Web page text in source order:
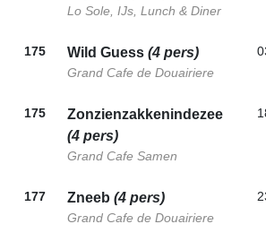
Lo Sole, IJs, Lunch & Diner
175 Wild Guess (4 pers)
Grand Cafe de Douairiere
175
Zonzienzakkenindezee
(4 pers)
Grand Cafe Samen
177 Zneeb (4 pers)
Grand Cafe de Douairiere